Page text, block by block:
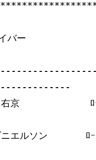
イバー
右京             ﾛｰ
エルソン       ﾛｰ